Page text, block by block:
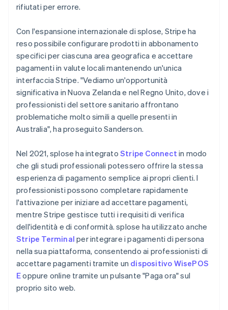
rifiutati per errore.
Con l'espansione internazionale di splose, Stripe ha
reso possibile configurare prodotti in abbonamento
specifici per ciascuna area geografica e accettare
pagamenti in valute locali mantenendo un'unica
interfaccia Stripe. "Vediamo un'opportunità
significativa in Nuova Zelanda e nel Regno Unito, dove i
professionisti del settore sanitario affrontano
problematiche molto simili a quelle presenti in
Australia", ha proseguito Sanderson.
Nel 2021, splose ha integrato Stripe Connect in modo
che gli studi professionali potessero offrire la stessa
esperienza di pagamento semplice ai propri clienti. I
professionisti possono completare rapidamente
l'attivazione per iniziare ad accettare pagamenti,
mentre Stripe gestisce tutti i requisiti di verifica
dell'identità e di conformità. splose ha utilizzato anche
Stripe Terminal per integrare i pagamenti di persona
nella sua piattaforma, consentendo ai professionisti di
accettare pagamenti tramite un dispositivo WisePOS
Eoppure online tramite un pulsante "Paga ora" sul
proprio sito web.